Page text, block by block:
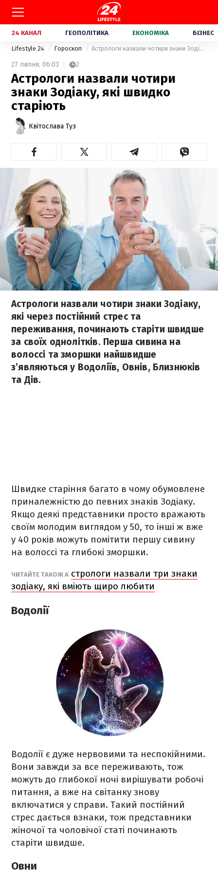
24 КАНАЛ ГЕОПОЛІТИКА ЕКОНОМІКА БІЗНЕС
Lifestyle 24 Гороскоп Астрологи назвали чотири знаки Зодіаку, які швидко старіють
27 липня, 06:03 2
Астрологи назвали чотири
знаки Зодіаку, які швидко
старіють
Квітослава Туз
Астрологи назвали чотири знаки Зодіаку,
які через постійний стрес та
переживання, починають старіти швидше
за своїх однолітків. Перша сивина на
волоссі та зморшки найшвидше
з’являються у Водоліїв, Овнів, Близнюків
та Дів.
Швидке старіння багато в чому обумовлене
приналежністю до певних знаків Зодіаку.
Якщо деякі представники просто вражають
своїм молодим виглядом у 50, то інші ж вже
у 40 років можуть помітити першу сивину
на волоссі та глибокі зморшки.
ЧИТАЙТЕ ТАКОЖ А стрологи назвали три знаки
зодіаку, які вміють щиро любити
Водолії
Водолії є дуже нервовими та неспокійними.
Вони завжди за все переживають, тож
можуть до глибокої ночі вирішувати робочі
питання, а вже на світанку знову
включатися у справи. Такий постійний
стрес дається взнаки, тож представники
жіночої та чоловічої статі починають
старіти швидше.
Овни